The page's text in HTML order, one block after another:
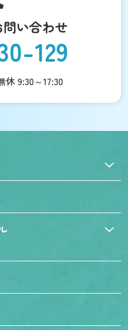
い合わせ
129
9:30～17:30